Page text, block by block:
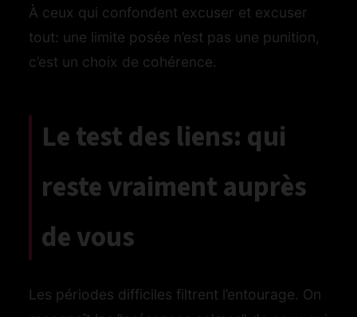
À ceux qui confondent excuser et excuser
tout: une limite posée n’est pas une punition,
c’est un choix de cohérence.
Le test des liens: qui
reste vraiment auprès
de vous
Les périodes difficiles filtrent l’entourage. On